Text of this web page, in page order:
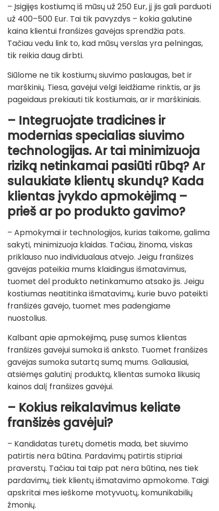
– Įsigijęs kostiumą iš mūsų už 250 Eur, jį jis gali parduoti
už 400–500 Eur. Tai tik pavyzdys – kokia galutinė
kaina klientui franšizės gavėjas sprendžia pats.
Tačiau vedu link to, kad mūsų verslas yra pelningas,
tik reikia daug dirbti.
Siūlome ne tik kostiumų siuvimo paslaugas, bet ir
marškinių. Tiesa, gavėjui vėlgi leidžiame rinktis, ar jis
pageidaus prekiauti tik kostiumais, ar ir marškiniais.
– Integruojate tradicines ir
modernias specialias siuvimo
technologijas. Ar tai minimizuoja
riziką netinkamai pasiūti rūbą? Ar
sulaukiate klientų skundų? Kada
klientas įvykdo apmokėjimą –
prieš ar po produkto gavimo?
– Apmokymai ir technologijos, kurias taikome, galima
sakyti, minimizuoja klaidas. Tačiau, žinoma, viskas
priklauso nuo individualaus atvejo. Jeigu franšizės
gavėjas pateikia mums klaidingus išmatavimus,
tuomet dėl produkto netinkamumo atsako jis. Jeigu
kostiumas neatitinka išmatavimų, kurie buvo pateikti
franšizės gavėjo, tuomet mes padengiame
nuostolius.
Kalbant apie apmokėjimą, pusę sumos klientas
franšizės gavėjui sumoka iš anksto. Tuomet franšizės
gavėjas sumoka sutartą sumą mums. Galiausiai,
atsiėmęs galutinį produktą, klientas sumoka likusią
kainos dalį franšizės gavėjui.
– Kokius reikalavimus keliate
franšizės gavėjui?
– Kandidatas turėtų domėtis mada, bet siuvimo
patirtis nėra būtina. Pardavimų patirtis stipriai
praverstų. Tačiau tai taip pat nėra būtina, nes tiek
pardavimų, tiek klientų išmatavimo apmokome. Taigi
apskritai mes ieškome motyvuotų, komunikabilių
žmonių.